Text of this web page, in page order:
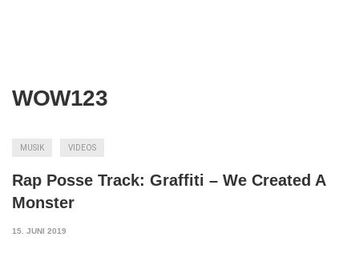
WOW123
MUSIK VIDEOS
Rap Posse Track: Graffiti – We Created A
Monster
15. JUNI 2019